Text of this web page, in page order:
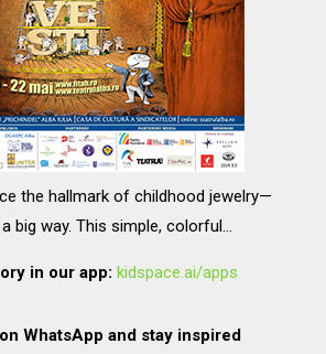
the hallmark of childhood jewelry—
big way. This simple, colorful…
in our app: kidspace.ai/apps
WhatsApp and stay inspired